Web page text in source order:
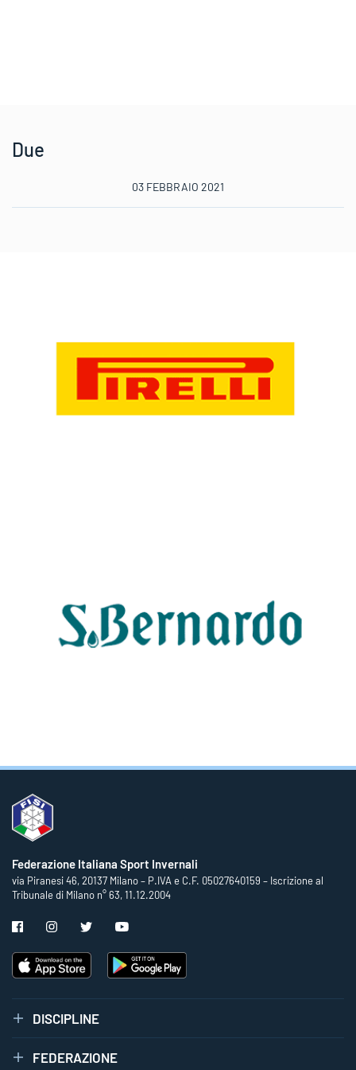
Due
03 FEBBRAIO 2021
Federazione Italiana Sport Invernali
via Piranesi 46, 20137 Milano – P.IVA e C.F. 05027640159 – Iscrizione al
Tribunale di Milano n° 63, 11.12.2004
DISCIPLINE
FEDERAZIONE